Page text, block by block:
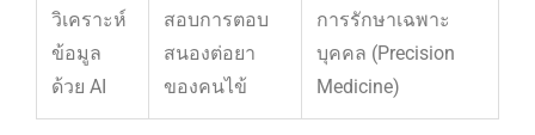
วิเคราะห์
ข้อมูล
ด้วย AI
สอบการตอบ
สนองต่อยา
ของคนไข้
การรักษาเฉพาะ
บุคคล (Precision
Medicine)